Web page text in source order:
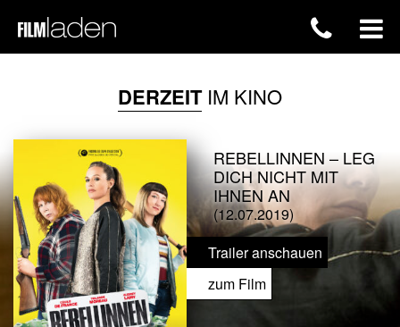
DERZEITIM KINO
REBELLINNEN – LEG
DICH NICHT MIT
IHNEN AN
(12.07.2019)
Trailer anschauen
zum Film